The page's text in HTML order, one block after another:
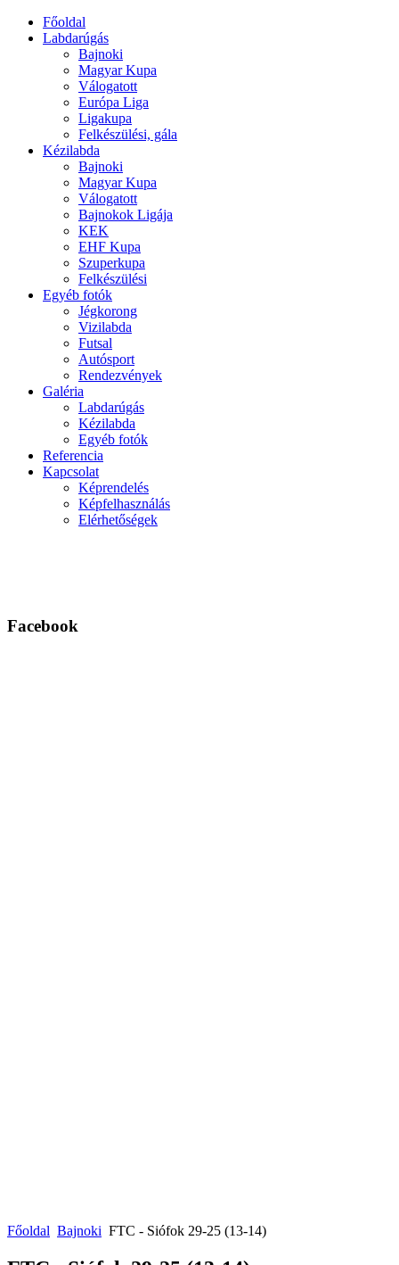
Főoldal
Labdarúgás
Bajnoki
Magyar Kupa
Válogatott
Európa Liga
Ligakupa
Felkészülési, gála
Kézilabda
Bajnoki
Magyar Kupa
Válogatott
Bajnokok Ligája
KEK
EHF Kupa
Szuperkupa
Felkészülési
Egyéb fotók
Jégkorong
Vizilabda
Futsal
Autósport
Rendezvények
Galéria
Labdarúgás
Kézilabda
Egyéb fotók
Referencia
Kapcsolat
Képrendelés
Képfelhasználás
Elérhetőségek
Facebook
Főoldal Bajnoki FTC - Siófok 29-25 (13-14)